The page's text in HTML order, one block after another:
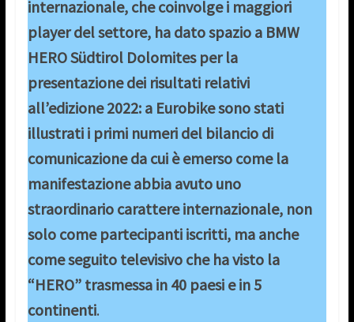
internazionale, che coinvolge i maggiori
player del settore, ha dato spazio a BMW
HERO Südtirol Dolomites per la
presentazione dei risultati relativi
all’edizione 2022: a Eurobike sono stati
illustrati i primi numeri del bilancio di
comunicazione da cui è emerso come la
manifestazione abbia avuto uno
straordinario carattere internazionale, non
solo come partecipanti iscritti, ma anche
come seguito televisivo che ha visto la
“HERO” trasmessa in 40 paesi e in 5
continenti.